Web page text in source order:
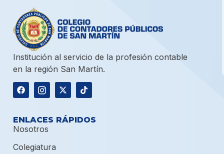
Institución al servicio de la profesión contable
en la región San Martín.
ENLACES RÁPIDOS
Nosotros
Colegiatura